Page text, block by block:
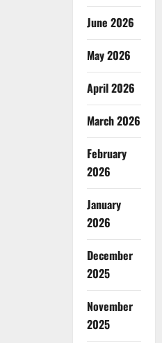
June 2026
May 2026
April 2026
March 2026
February
2026
January
2026
December
2025
November
2025